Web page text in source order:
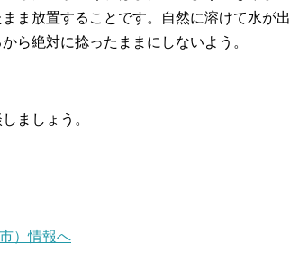
ま放置することです。自然に溶けて水が出
ら絶対に捻ったままにしないよう。
ましょう。